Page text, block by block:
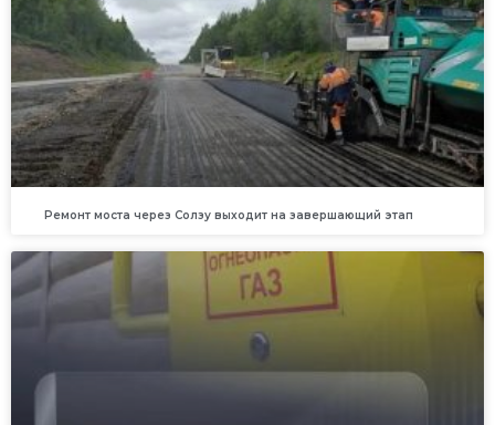
Ремонт моста через Солзу выходит на завершающий этап